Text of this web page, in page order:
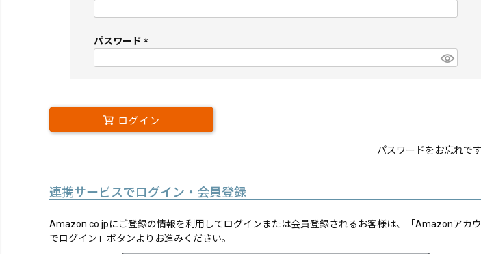
須)
パスワード
須)
ログイン
パスワードをお忘れで
連携サービスでログイン・会員登録
Amazon.co.jpにご登録の情報を利用してログインまたは会員登録されるお客様は、「Amazonアカ
でログイン」ボタンよりお進みください。